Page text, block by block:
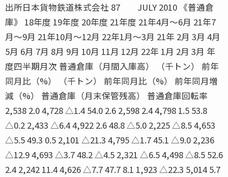
出所日本貨物鉄道株式会社 87 JULY 2010 《普通倉
庫》 18年度 19年度 20年度 21年度 21年4月〜6月 21年7
月〜9月 21年10月〜12月 22年1月〜3月 21年 2月 3月 4月
5月 6月 7月 8月 9月 10月 11月 12月 22年 1月 2月 3月 年
度四半期月次 普通倉庫（月間入庫高） （千トン） 前年
同月比（%） （千トン） 前年同月比（%） 前年同月増
減（%） 普通倉庫（月末保管残高） 普通倉庫回転率
2,538 2.0 4,728 △1.4 54.0 2.6 2,598 2.4 4,798 1.5 53.8
△0.2 2,433 △6.4 4,922 2.6 48.8 △5.0 2,225 △8.5 4,653
△5.5 49.3 0.5 2,101 △21.3 4,795 △1.7 45.1 △9.0 2,236
△12.9 4,693 △3.7 48.2 △4.5 2,321 △6.5 4,498 △8.5 52.6
2.4 2,242 11.4 4,626 △7.7 47.7 8.1 1,923 △22.3 5,014 5.7